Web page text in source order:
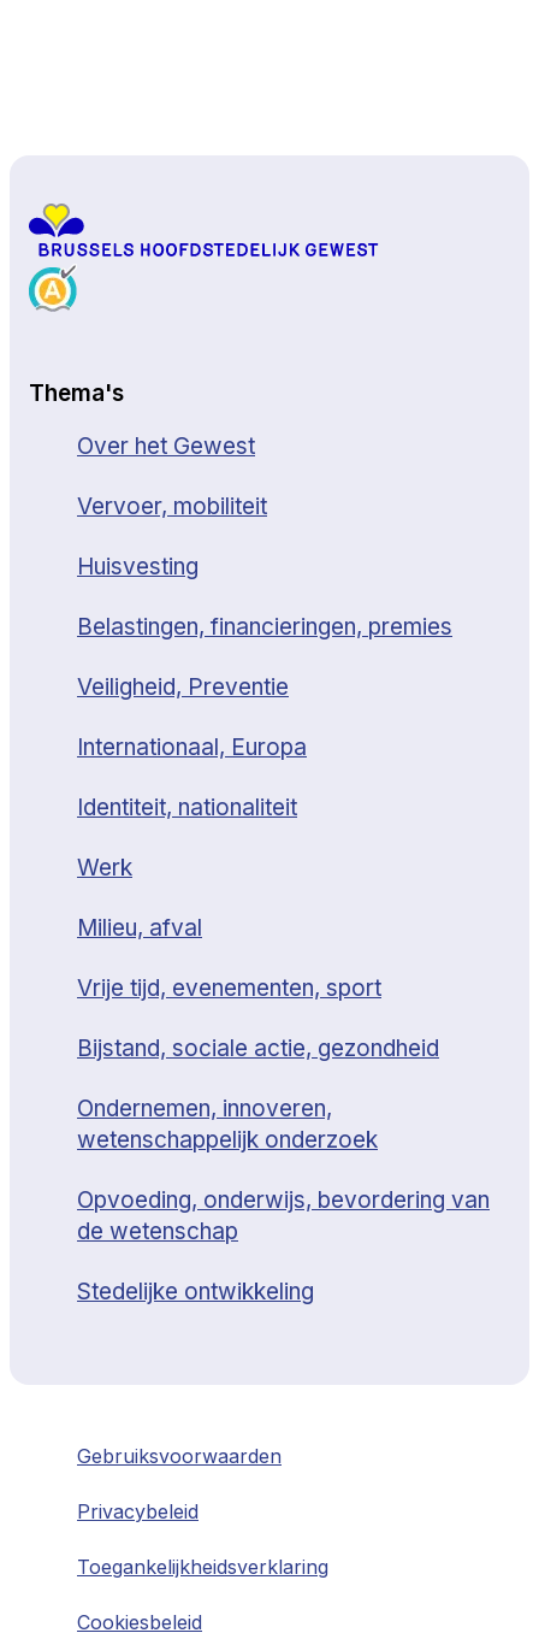
Thema's
Over het Gewest
Vervoer, mobiliteit
Huisvesting
Belastingen, financieringen, premies
Veiligheid, Preventie
Internationaal, Europa
Identiteit, nationaliteit
Werk
Milieu, afval
Vrije tijd, evenementen, sport
Bijstand, sociale actie, gezondheid
Ondernemen, innoveren,
wetenschappelijk onderzoek
Opvoeding, onderwijs, bevordering van
de wetenschap
Stedelijke ontwikkeling
Gebruiksvoorwaarden
Privacybeleid
Toegankelijkheidsverklaring
Cookiesbeleid